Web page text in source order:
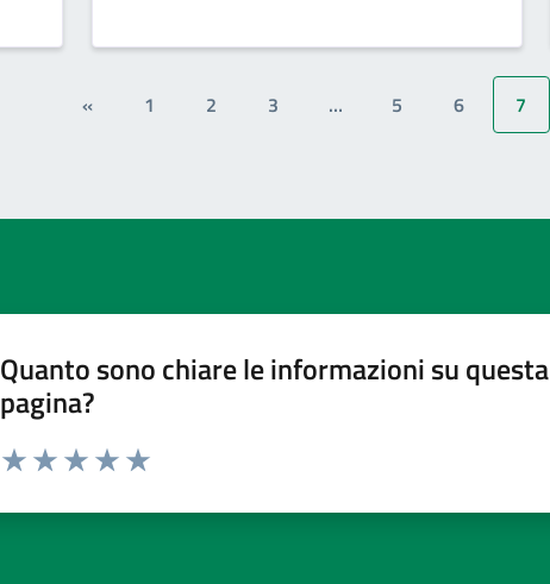
« 1 2 3 … 5 6 7
Quanto sono chiare le informazioni su questa
pagina?